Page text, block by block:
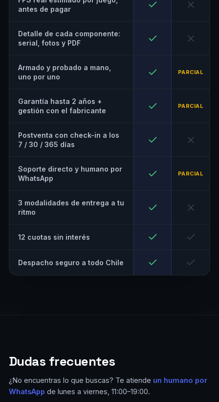
antes de pagar
Detalle de cada componente:
serial, fotos y PDF
Armado y probado a mano,
uno por uno
PARCIAL
Garantía hasta 2 años +
gestión con el fabricante
PARCIAL
Postventa con check-in a los
7 / 30 / 365 días
Soporte directo y humano por
WhatsApp
PARCIAL
3 modalidades de entrega a tu
ritmo
12 cuotas sin interés
Despacho seguro a todo Chile
Dudas frecuentes
¿No encuentras lo que buscas? Te atiende un humano por
WhatsApp de lunes a viernes, 11:00–19:00.